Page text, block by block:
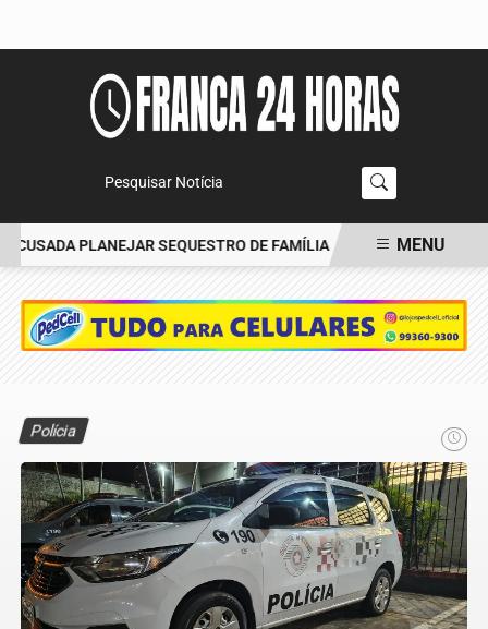
Pesquisar Notícia
PLANEJAR SEQUESTRO DE FAMÍLIA CARRO BATE EM
MENU
Polícia